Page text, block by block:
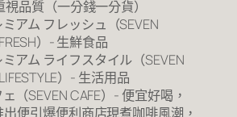
視品質（一分錢一分貨）
アム フレッシュ（SEVEN
）- 生鮮食品
アム ライフスタイル（SEVEN
）- 生活用品
（SEVEN CAFE）- 便宜好喝，
出便引爆便利商店現煮咖啡風潮，